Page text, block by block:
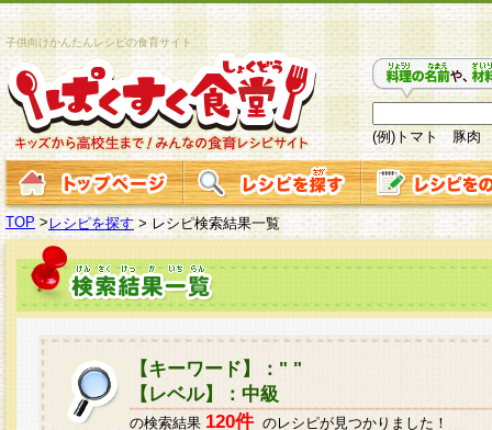
子供向けかんたんレシピの食育サイト
(例)トマト 豚肉
TOP >レシピを探す> レシピ検索結果一覧
【キーワード】：" "
【レベル】：中級
の検索結果 120件のレシピが見つかりました！